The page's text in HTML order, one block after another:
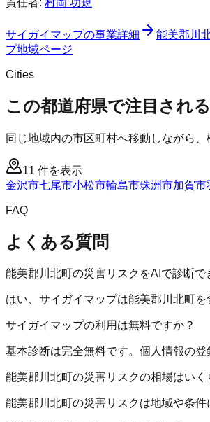
サイガイマップの事業詳細 能美郡川
プ地域ページ
Cities
この都道府県で注目され
同じ地域内の市区町村へ移動しながら
11 件を表示
金沢市七尾市小松市輪島市珠洲市加賀市
FAQ
よくある質問
能美郡川北町の災害リスクをAIで診断で
はい、サイガイマップは能美郡川北町
サイガイマップの利用は無料ですか？
基本診断は完全無料です。個人情報の
能美郡川北町の災害リスクの相場はいく
能美郡川北町の災害リスクは地域や条